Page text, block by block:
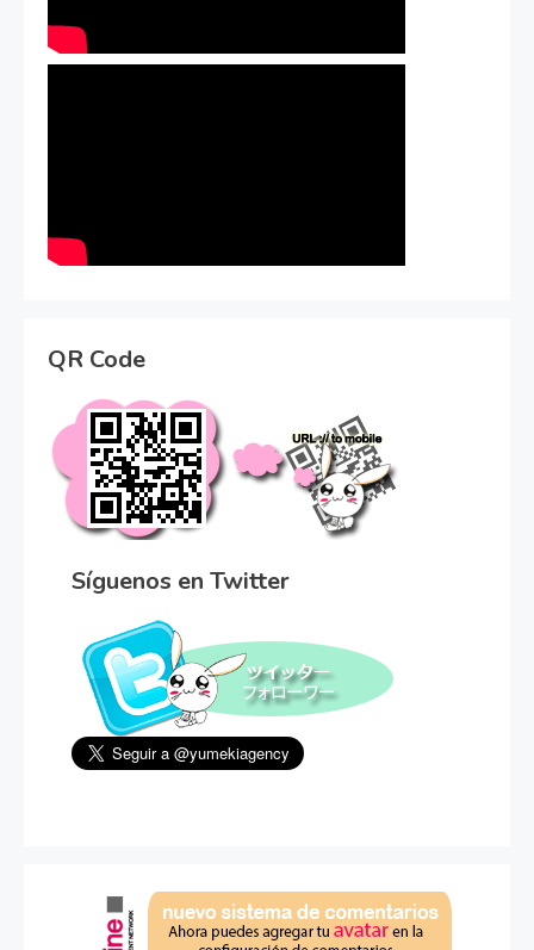
QR Code
Síguenos en Twitter